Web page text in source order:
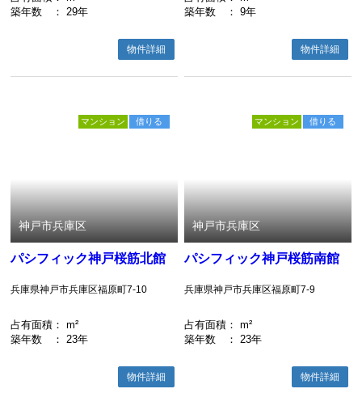
築年数
： 29年
物件詳細
築年数
： 9年
物件詳細
神戸市兵庫区
借りる
マンション
パシフィック神戸桜筋北館
兵庫県神戸市兵庫区福原町7-10
占有面積 ： m²
築年数
： 23年
物件詳細
神戸市兵庫区
借りる
マンション
パシフィック神戸桜筋南館
兵庫県神戸市兵庫区福原町7-9
占有面積 ： m²
築年数
： 23年
物件詳細